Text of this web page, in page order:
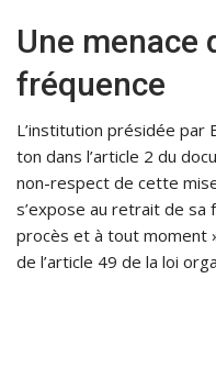
Une menace
fréquence
L’institution présidée par
ton dans l’article 2 du
non-respect de cette
s’expose au retrait de sa
procès et à tout moment
de l’article 49 de la loi